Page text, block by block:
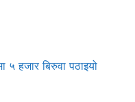
५ हजार बिरुवा पठाइयो